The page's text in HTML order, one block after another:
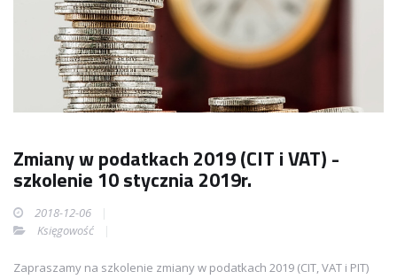
Zmiany w podatkach 2019 (CIT i VAT) -
szkolenie 10 stycznia 2019r.
2018-12-06
Księgowość
Zapraszamy na szkolenie zmiany w podatkach 2019 (CIT, VAT i PIT)